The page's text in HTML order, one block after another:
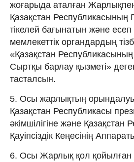
жоғарыда аталған Жарлықпен
Қазақстан Республикасының
тікелей бағынатын және есеп
мемлекеттік органдардың
«Қазақстан
Сыртқы барлау қызметі»
тасталсын.
5. Осы жарлықтың
Қазақстан Республикасы
әкімшілігіне және Қазақстан
Қауіпсіздік Кеңесінің
6. Осы Жарлық қол қойылған